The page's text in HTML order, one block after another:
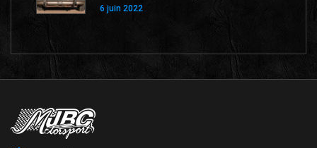
6 juin 2022